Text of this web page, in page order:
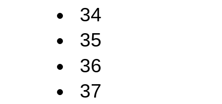
34
35
36
37